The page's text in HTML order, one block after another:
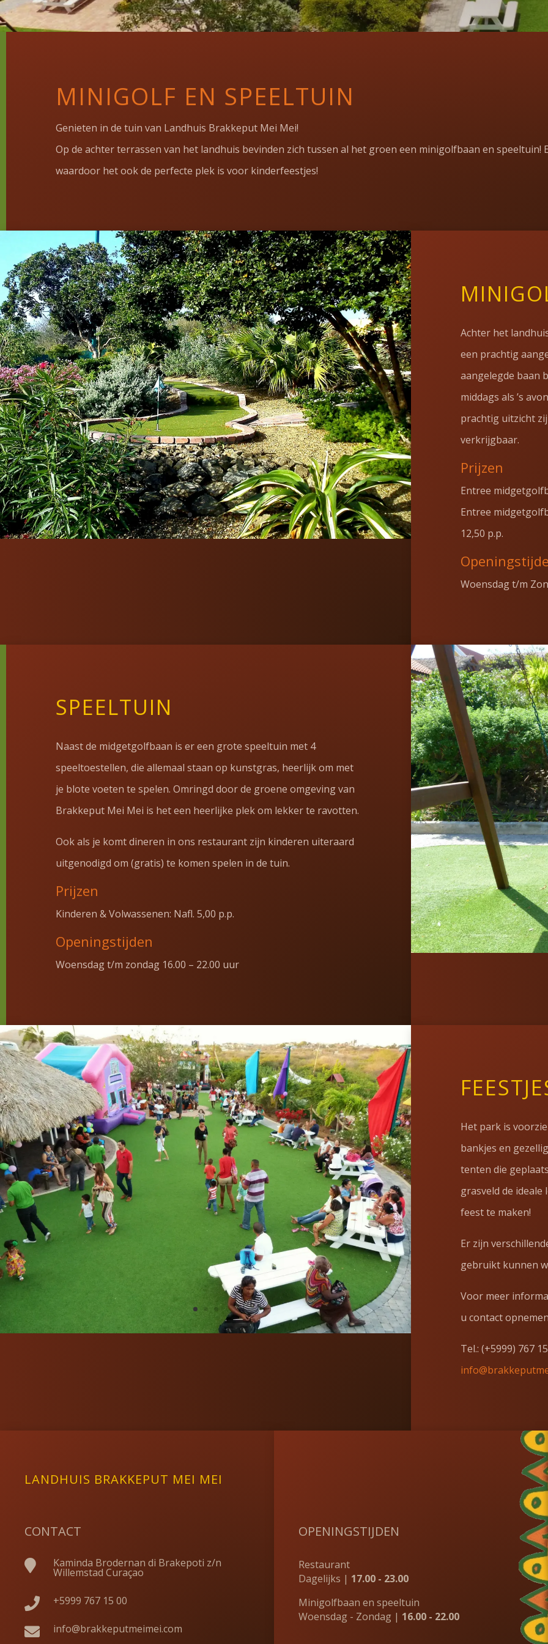
MINIGOLF EN SPEELTUIN
Genieten in de tuin van Landhuis Brakkeput Mei Mei!
Op de achter terrassen van het landhuis bevinden zich tussen al het groen een minigolfbaan en speeltuin!
waardoor het ook de perfecte plek is voor kinderfeestjes!
Achter het
een prachtig
aangelegde baan
middags als ’s
prachtig uitzicht
verkrijgbaar.
Prijzen
Entree
Entree
12,50 p.p.
Woensdag t/m
SPEELTUIN
Naast de midgetgolfbaan is er een grote speeltuin met 4
speeltoestellen, die allemaal staan op kunstgras, heerlijk om met
je blote voeten te spelen. Omringd door de groene omgeving van
Brakkeput Mei Mei is het een heerlijke plek om lekker te ravotten.
Ook als je komt dineren in ons restaurant zijn kinderen uiteraard
uitgenodigd om (gratis) te komen spelen in de tuin.
Prijzen
Kinderen & Volwassenen: Nafl. 5,00 p.p.
Openingstijden
Woensdag t/m zondag 16.00 – 22.00 uur
Het park is
bankjes en
tenten die
grasveld de
feest te maken!
Er zijn
gebruikt kunnen
Voor meer
u contact
Tel.: (+5999) 767
LANDHUIS BRAKKEPUT MEI MEI
CONTACT
 Kaminda Brodernan di Brakepoti z/n
Willemstad Curaçao
 +5999 767 15 00
 info@brakkeputmeimei.com
OPENINGSTIJDEN
Restaurant
Dagelijks | 17.00 - 23.00
Minigolfbaan en speeltuin
Woensdag - Zondag | 16.00 - 22.00